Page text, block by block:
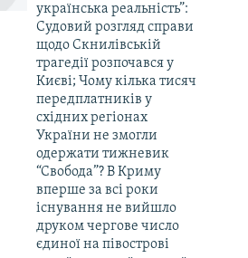
українська реальність”:
Судовий розгляд справи
щодо Скнилівській
трагедії розпочався у
Києві; Чому кілька тисяч
передплатників у
східних регіонах
України не змогли
одержати тижневик
“Свобода”? В Криму
вперше за всі роки
існування не вийшло
друком чергове число
єдиної на півострові